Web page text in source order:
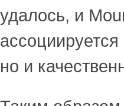
удалось, и
но и